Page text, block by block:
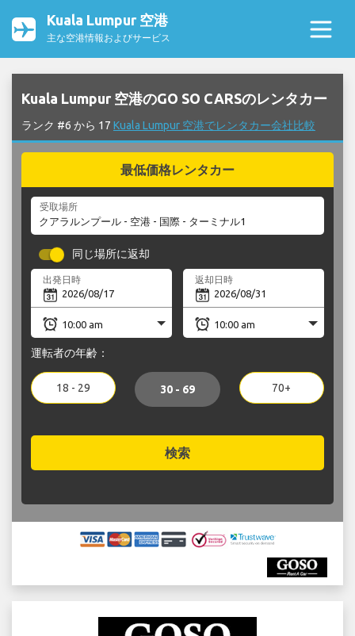
Kuala Lumpur 空港
主な空港情報およびサービス
Kuala Lumpur 空港のGO SO CARSのレンタカー
ランク #6 から 17 Kuala Lumpur 空港でレンタカー会社比較
最低価格レンタカー
受取場所
同じ場所に返却
出発日時 返却日時
運転者の年齢：
18 - 29 30 - 69 70+
検索